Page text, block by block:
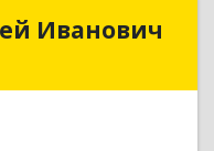
Иванович
Иванович